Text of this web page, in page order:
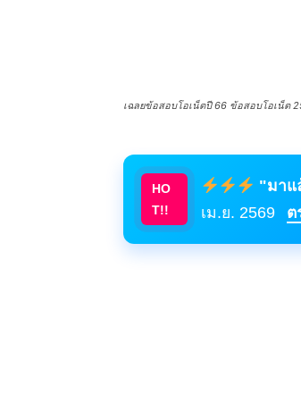
เฉลยข้อสอบโอเน็ตปี 66 ข้อสอบโอเน็ต
HO
T!!
"มาแ
เม.ย. 2569
ต